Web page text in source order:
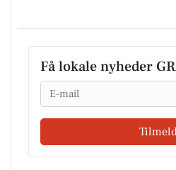
Få lokale nyheder
Email